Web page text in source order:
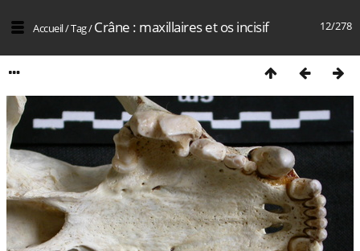
12/278
Accueil/Tag/Crâne : maxillaires et os incisif